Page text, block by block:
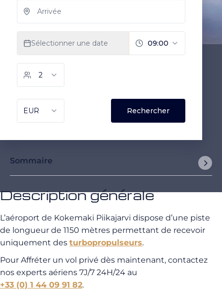
Sommaire
Description générale
L’aéroport de Kokemaki Piikajarvi dispose d’une piste
de longueur de 1150 mètres permettant de recevoir
uniquement des turbopropulseurs.
Pour Affréter un vol privé dès maintenant, contactez
nos experts aériens 7J/7 24H/24 au
+33 (0) 1 44 09 91 82.